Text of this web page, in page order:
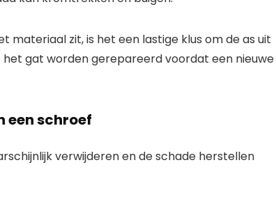
zit, is het een lastige klus om de as uit
gat worden gerepareerd voordat een nieuwe
een schroef
verwijderen en de schade herstellen